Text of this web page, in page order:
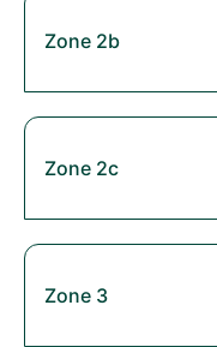
Zone 2b
Zone 2c
Zone 3